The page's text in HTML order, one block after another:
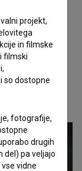
projekt,
in filmske
filmski
so dostopne
fotografije,
drugih
del) pa veljajo
vidne